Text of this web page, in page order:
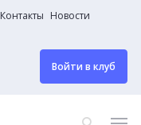
Контакты Новости
Войти в клуб